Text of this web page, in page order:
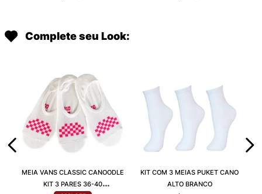
Complete seu Look:
MEIA VANS CLASSIC CANOODLE
KIT 3 PARES 36-40
KIT COM 3 MEIAS PUKET CANO
ALTO BRANCO